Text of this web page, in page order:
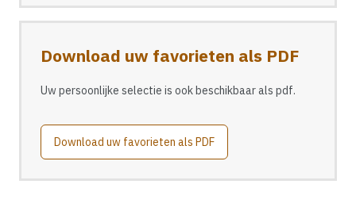
Download uw favorieten als PDF
Uw persoonlijke selectie is ook beschikbaar als pdf.
Download uw favorieten als PDF